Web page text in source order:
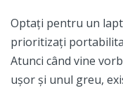
Optați pentru un
prioritizați
Atunci când vine
ușor și unul greu,